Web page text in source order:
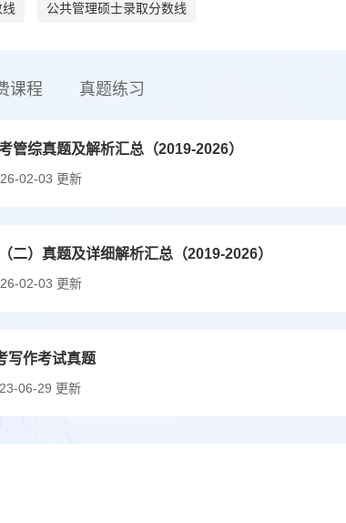
线 公共管理硕士录取分数线
课程 真题练习
管综真题及解析汇总（2019-2026）
02-03 更新
二）真题及详细解析汇总（2019-2026）
02-03 更新
写作考试真题
06-29 更新